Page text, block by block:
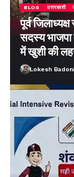
BLOG उत्तरकाशी
पूर्व
सदस्य भाजपा
में खुशी की
Lokesh Badoni